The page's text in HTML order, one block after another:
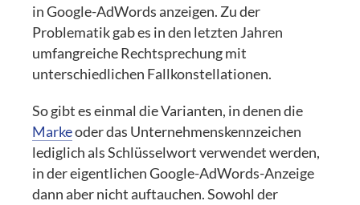
in Google-AdWords anzeigen. Zu der
Problematik gab es in den letzten Jahren
umfangreiche Rechtsprechung mit
unterschiedlichen Fallkonstellationen.
So gibt es einmal die Varianten, in denen die
Markeoder das Unternehmenskennzeichen
lediglich als Schlüsselwort verwendet werden,
in der eigentlichen Google-AdWords-Anzeige
dann aber nicht auftauchen. Sowohl der